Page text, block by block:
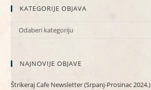
KATEGORIJE OBJAVA
KATEGORIJE
Odaberi kategoriju
NAJNOVIJE OBJAVE
Štrikeraj Cafe Newsletter (Srpanj-Prosinac 2024.)